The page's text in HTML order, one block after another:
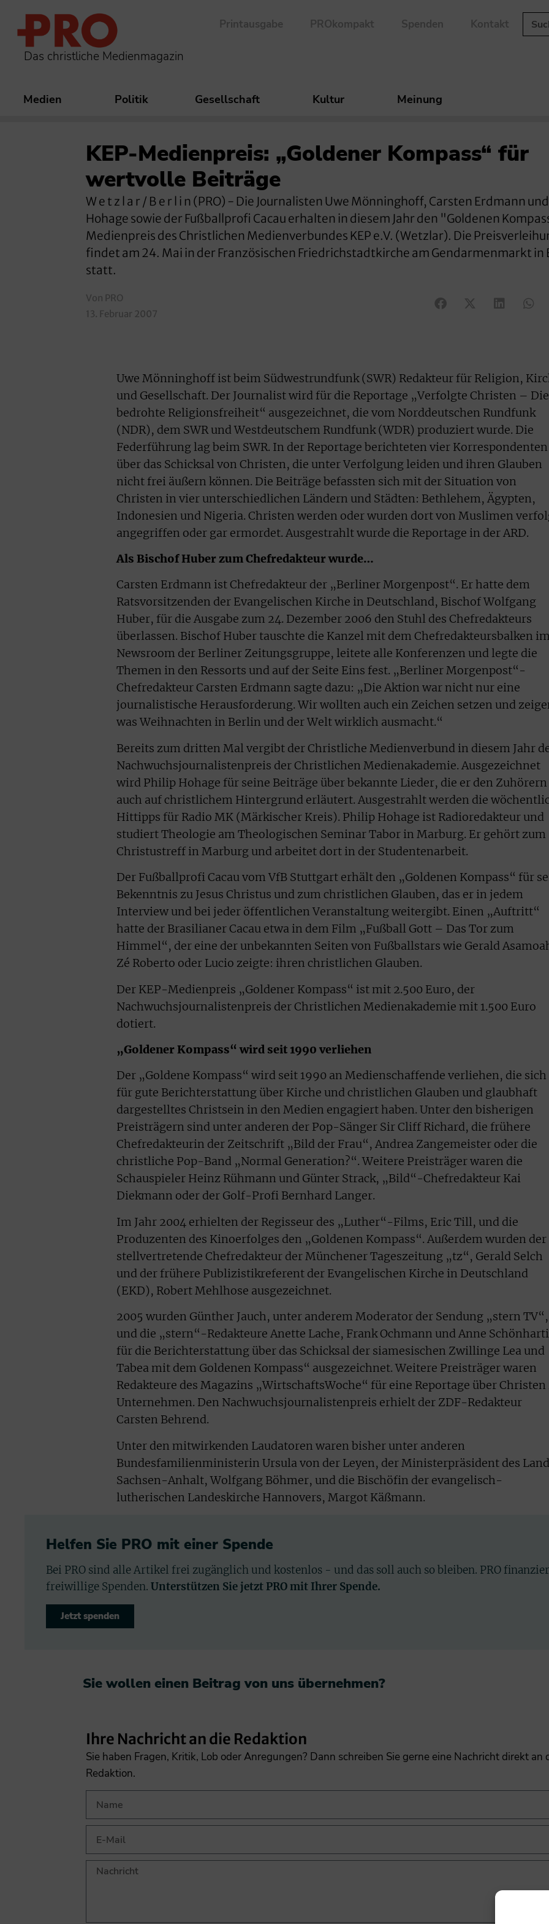
Das christliche Medienmagazin
Printausgabe PROkompakt Spenden Kontakt
Medien Politik Gesellschaft Kultur Meinung
KEP-Medienpreis: „Goldener Kompass“ für
wertvolle Beiträge
W e t z l a r / B e r l i n (PRO) - Die Journalisten Uwe Mönninghoff, Carsten Erdmann
Hohage sowie der Fußballprofi Cacau erhalten in diesem Jahr den "Goldenen
Medienpreis des Christlichen Medienverbundes KEP e.V. (Wetzlar). Die
findet am 24. Mai in der Französischen Friedrichstadtkirche am Gendarmenmarkt in
statt.
Von PRO
13. Februar 2007
Uwe Mönninghoff ist beim Südwestrundfunk (SWR) Redakteur für Religion,
und Gesellschaft. Der Journalist wird für die Reportage „Verfolgte Christen – Die
bedrohte Religionsfreiheit“ ausgezeichnet, die vom Norddeutschen Rundfunk
(NDR), dem SWR und Westdeutschem Rundfunk (WDR) produziert wurde. Die
Federführung lag beim SWR. In der Reportage berichteten vier Korrespondenten
über das Schicksal von Christen, die unter Verfolgung leiden und ihren Glauben
nicht frei äußern können. Die Beiträge befassten sich mit der Situation von
Christen in vier unterschiedlichen Ländern und Städten: Bethlehem, Ägypten,
Indonesien und Nigeria. Christen werden oder wurden dort von Muslimen
angegriffen oder gar ermordet. Ausgestrahlt wurde die Reportage in der ARD.
Als Bischof Huber zum Chefredakteur wurde…
Carsten Erdmann ist Chefredakteur der „Berliner Morgenpost“. Er hatte dem
Ratsvorsitzenden der Evangelischen Kirche in Deutschland, Bischof Wolfgang
Huber, für die Ausgabe zum 24. Dezember 2006 den Stuhl des Chefredakteurs
überlassen. Bischof Huber tauschte die Kanzel mit dem Chefredakteursbalken
Newsroom der Berliner Zeitungsgruppe, leitete alle Konferenzen und legte die
Themen in den Ressorts und auf der Seite Eins fest. „Berliner Morgenpost“-
Chefredakteur Carsten Erdmann sagte dazu: „Die Aktion war nicht nur eine
journalistische Herausforderung. Wir wollten auch ein Zeichen setzen und
was Weihnachten in Berlin und der Welt wirklich ausmacht.“
Bereits zum dritten Mal vergibt der Christliche Medienverbund in diesem Jahr
Nachwuchsjournalistenpreis der Christlichen Medienakademie. Ausgezeichnet
wird Philip Hohage für seine Beiträge über bekannte Lieder, die er den Zuhörern
auch auf christlichem Hintergrund erläutert. Ausgestrahlt werden die
Hittipps für Radio MK (Märkischer Kreis). Philip Hohage ist Radioredakteur und
studiert Theologie am Theologischen Seminar Tabor in Marburg. Er gehört zum
Christustreff in Marburg und arbeitet dort in der Studentenarbeit.
Der Fußballprofi Cacau vom VfB Stuttgart erhält den „Goldenen Kompass“ für
Bekenntnis zu Jesus Christus und zum christlichen Glauben, das er in jedem
Interview und bei jeder öffentlichen Veranstaltung weitergibt. Einen „Auftritt“
hatte der Brasilianer Cacau etwa in dem Film „Fußball Gott – Das Tor zum
Himmel“, der eine der unbekannten Seiten von Fußballstars wie Gerald
Zé Roberto oder Lucio zeigte: ihren christlichen Glauben.
Der KEP-Medienpreis „Goldener Kompass“ ist mit 2.500 Euro, der
Nachwuchsjournalistenpreis der Christlichen Medienakademie mit 1.500 Euro
dotiert.
„Goldener Kompass“ wird seit 1990 verliehen
Der „Goldene Kompass“ wird seit 1990 an Medienschaffende verliehen, die sich
für gute Berichterstattung über Kirche und christlichen Glauben und glaubhaft
dargestelltes Christsein in den Medien engagiert haben. Unter den bisherigen
Preisträgern sind unter anderen der Pop-Sänger Sir Cliff Richard, die frühere
Chefredakteurin der Zeitschrift „Bild der Frau“, Andrea Zangemeister oder die
christliche Pop-Band „Normal Generation?“. Weitere Preisträger waren die
Schauspieler Heinz Rühmann und Günter Strack, „Bild“-Chefredakteur Kai
Diekmann oder der Golf-Profi Bernhard Langer.
Im Jahr 2004 erhielten der Regisseur des „Luther“-Films, Eric Till, und die
Produzenten des Kinoerfolges den „Goldenen Kompass“. Außerdem wurden der
stellvertretende Chefredakteur der Münchener Tageszeitung „tz“, Gerald Selch
und der frühere Publizistikreferent der Evangelischen Kirche in Deutschland
(EKD), Robert Mehlhose ausgezeichnet.
2005 wurden Günther Jauch, unter anderem Moderator der Sendung „stern TV“,
und die „stern“-Redakteure Anette Lache, Frank Ochmann und Anne
für die Berichterstattung über das Schicksal der siamesischen Zwillinge Lea und
Tabea mit dem Goldenen Kompass“ ausgezeichnet. Weitere Preisträger waren
Redakteure des Magazins „WirtschaftsWoche“ für eine Reportage über
Unternehmen. Den Nachwuchsjournalistenpreis erhielt der ZDF-Redakteur
Carsten Behrend.
Unter den mitwirkenden Laudatoren waren bisher unter anderen
Bundesfamilienministerin Ursula von der Leyen, der Ministerpräsident des
Sachsen-Anhalt, Wolfgang Böhmer, und die Bischöfin der evangelisch-
lutherischen Landeskirche Hannovers, Margot Käßmann.
Helfen Sie PRO mit einer Spende
Bei PRO sind alle Artikel frei zugänglich und kostenlos - und das soll auch so bleiben. PRO
freiwillige Spenden. Unterstützen Sie jetzt PRO mit Ihrer Spende.
Jetzt spenden
Sie wollen einen Beitrag von uns übernehmen?​
Ihre Nachricht an die Redaktion
Sie haben Fragen, Kritik, Lob oder Anregungen? Dann schreiben Sie gerne eine Nachricht direkt an
Redaktion.